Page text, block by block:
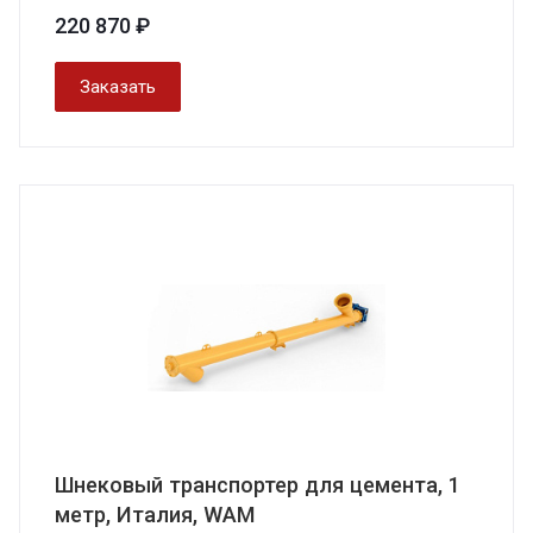
220 870 ₽
Заказать
Шнековый транспортер для цемента, 1
метр, Италия, WAM